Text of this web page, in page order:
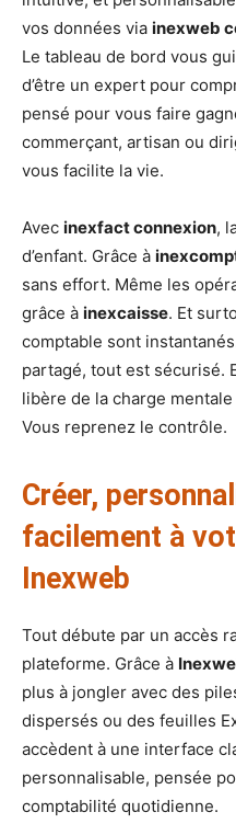
vos données via inexweb
Le tableau de bord vous
d’être un expert pour
pensé pour vous faire
commerçant, artisan ou
vous facilite la vie.
Avec inexfact connexion,
d’enfant. Grâce à
sans effort. Même les
grâce à inexcaisse. Et
comptable sont
partagé, tout est sécurisé.
libère de la charge
Vous reprenez le contrôle.
Créer,
facilement à
Inexweb
Tout débute par un accès
plateforme. Grâce à
plus à jongler avec des
dispersés ou des feuilles
accèdent à une interface
personnalisable, pensée
comptabilité quotidienne.